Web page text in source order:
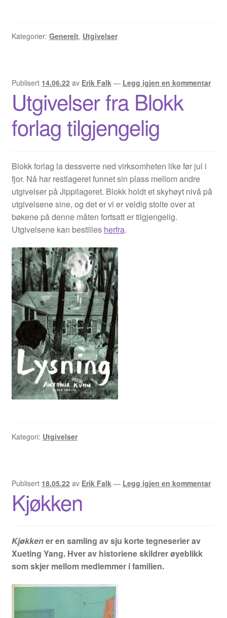
Thomas Falla Eriksen
Tim Ng Tvedt
Tor Ærlig
Tor Morisse
Tore Strand Olsen
Trond Ivar Hansen
Til kassen
Bekreft din ordre
Ordrebekreftelse
Your Account
Kategorier: Generelt, Utgivelser
Publisert 14.06.22 av Erik Falk — Legg igjen en kommentar
Utgivelser fra Blokk
forlag tilgjengelig
Blokk forlag la dessverre ned virksomheten like før jul i
fjor. Nå har restlageret funnet sin plass mellom andre
utgivelser på Jippilageret. Blokk holdt et skyhøyt nivå på
utgivelsene sine, og det er vi er veldig stolte over at
bøkene på denne måten fortsatt er tilgjengelig.
Utgivelsene kan bestilles herfra.
Kategori: Utgivelser
Publisert 18.05.22 av Erik Falk — Legg igjen en kommentar
Kjøkken
Kjøkkener en samling av sju korte tegneserier av
Xueting Yang. Hver av historiene skildrer øyeblikk
som skjer mellom medlemmer i familien.